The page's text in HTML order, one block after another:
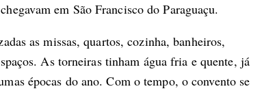
em São Francisco do Paraguaçu.
as missas, quartos, cozinha, banheiros,
As torneiras tinham água fria e quente, já
épocas do ano. Com o tempo, o convento se